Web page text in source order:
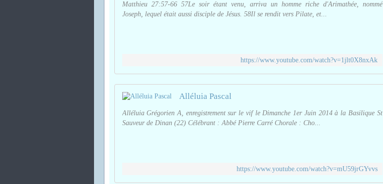
Matthieu 27:57-66 57Le soir étant venu, arriva un homme riche d'Arimathée, nommé
Joseph, lequel était aussi disciple de Jésus. 58Il se rendit vers Pilate, et...
https://www.youtube.com/watch?v=1jlt0X8nxAk
Alléluia Pascal
Alléluia Grégorien A, enregistrement sur le vif le Dimanche 1er Juin 2014 à la Basilique St
Sauveur de Dinan (22) Célébrant : Abbé Pierre Carré Chorale : Cho...
https://www.youtube.com/watch?v=mU59jrGYvvs